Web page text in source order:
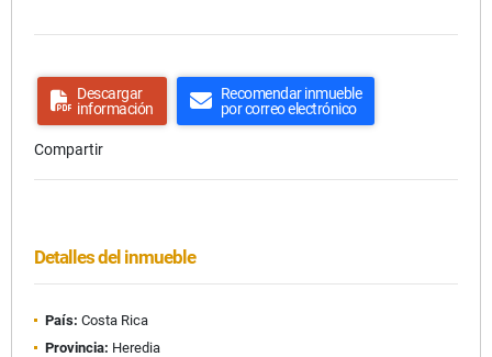
Descargar
información
Recomendar inmueble
por correo electrónico
Compartir
Detalles del inmueble
País: Costa Rica
Provincia: Heredia